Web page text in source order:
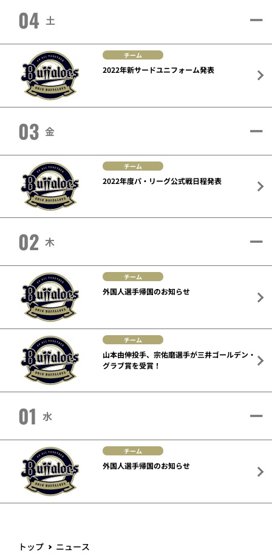
04 土
チーム
2022年新サードユニフォーム発表
03 金
チーム
2022年度パ・リーグ公式戦日程発表
02 木
チーム
外国人選手帰国のお知らせ
チーム
山本由伸投手、宗佑磨選手が三井ゴールデン・
グラブ賞を受賞！
01 水
チーム
外国人選手帰国のお知らせ
トップ ニュース